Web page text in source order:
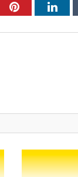
Pinterest